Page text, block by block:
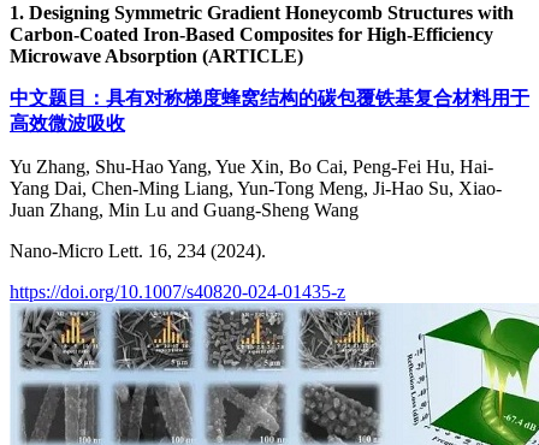
1. Designing Symmetric Gradient Honeycomb Structures with
Carbon-Coated Iron-Based Composites for High-Efficiency
Microwave Absorption (ARTICLE)
中文题目：具有对称梯度蜂窝结构的碳包覆铁基复合材料用于
高效微波吸收
Yu Zhang, Shu-Hao Yang, Yue Xin, Bo Cai, Peng-Fei Hu, Hai-
Yang Dai, Chen-Ming Liang, Yun-Tong Meng, Ji-Hao Su, Xiao-
Juan Zhang, Min Lu and Guang-Sheng Wang
Nano-Micro Lett. 16, 234 (2024).
https://doi.org/10.1007/s40820-024-01435-z